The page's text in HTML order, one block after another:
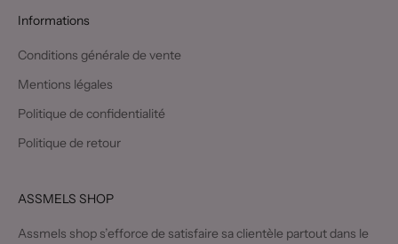
Informations
Conditions générale de vente
Mentions légales
Politique de confidentialité
Politique de retour
ASSMELS SHOP
Assmels shop s’efforce de satisfaire sa clientèle partout dans le